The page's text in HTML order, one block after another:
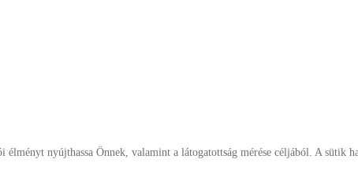
nyújthassa Önnek, valamint a látogatottság mérése céljából. A sütik